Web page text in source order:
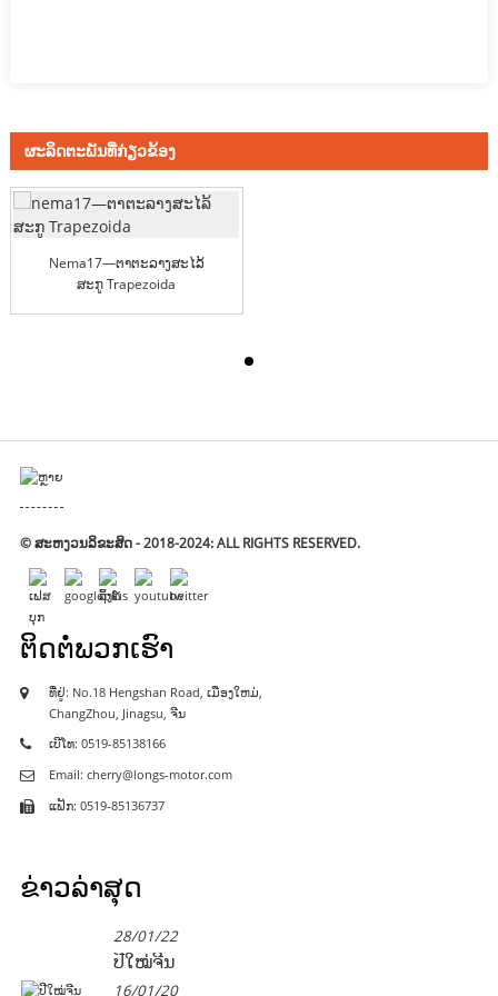
ຜະ​ລິດ​ຕະ​ພັນ​ທີ່​ກ່ຽວ​ຂ້ອງ
Nema17—ຕາຕະລາງສະໄລ້
ສະກູ Trapezoida
© ສະຫງວນລິຂະສິດ - 2018-2024: ALL RIGHTS RESERVED.
ຕິດ​ຕໍ່​ພວກ​ເຮົາ
ທີ່​ຢູ່​: No.18 Hengshan Road, ເມືອງ​ໃຫມ່,
ChangZhou, Jinagsu, ຈີນ
ເບີໂທ: 0519-85138166
Email: cherry@longs-motor.com
ແຟັກ: 0519-85136737
ຂ່າວ​ລ່າ​ສຸດ
28/01/22
ປີໃໝ່ຈີນ
16/01/20